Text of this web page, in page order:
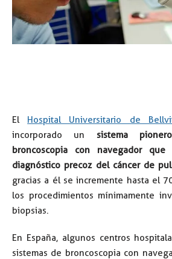
El Hospital Universitario de
incorporado un sistema
broncoscopia con navegador
diagnóstico precoz del cáncer de
gracias a él se incremente hasta el
los procedimientos mínimamente
biopsias.
En España, algunos centros
sistemas de broncoscopia con